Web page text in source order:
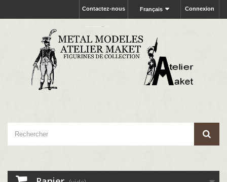
Connexion
Français
Contactez-nous